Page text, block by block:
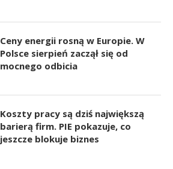
Ceny energii rosną w Europie. W
Polsce sierpień zaczął się od
mocnego odbicia
Koszty pracy są dziś największą
barierą firm. PIE pokazuje, co
jeszcze blokuje biznes